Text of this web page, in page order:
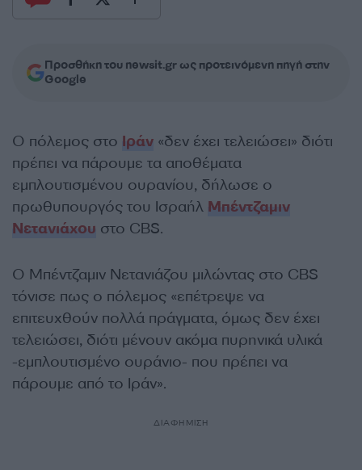
Προσθήκη του newsit.gr ως προτεινόμενη πηγή στην
Google
Ο πόλεμος στο Ιράν «δεν έχει τελειώσει» διότι
πρέπει να πάρουμε τα αποθέματα
εμπλουτισμένου ουρανίου, δήλωσε ο
πρωθυπουργός του Ισραήλ Μπέντζαμιν
Νετανιάχου στο CBS.
Ο Μπέντζαμιν Νετανιάζου μιλώντας στο CBS
τόνισε πως ο πόλεμος «επέτρεψε να
επιτευχθούν πολλά πράγματα, όμως δεν έχει
τελειώσει, διότι μένουν ακόμα πυρηνικά υλικά
-εμπλουτισμένο ουράνιο- που πρέπει να
πάρουμε από το Ιράν».
ΔΙΑΦΗΜΙΣΗ